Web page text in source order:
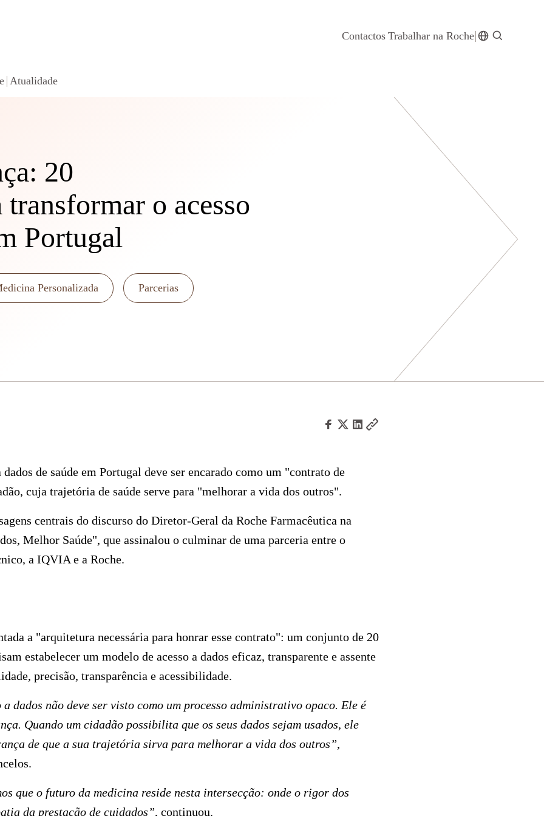
Contactos Trabalhar na Roche
Atualidade
20
o acesso
Portugal
Personalizada Parcerias
dados de saúde em Portugal deve ser encarado como um "contrato de
cuja trajetória de saúde serve para "melhorar a vida dos outros".
centrais do discurso do Diretor-Geral da Roche Farmacêutica na
Melhor Saúde", que assinalou o culminar de uma parceria entre o
a IQVIA e a Roche.
a "arquitetura necessária para honrar esse contrato": um conjunto de 20
estabelecer um modelo de acesso a dados eficaz, transparente e assente
precisão, transparência e acessibilidade.
dados não deve ser visto como um processo administrativo opaco. Ele é
Quando um cidadão possibilita que os seus dados sejam usados, ele
de que a sua trajetória sirva para melhorar a vida dos outros”,
que o futuro da medicina reside nesta intersecção: onde o rigor dos
da prestação de cuidados”, continuou.